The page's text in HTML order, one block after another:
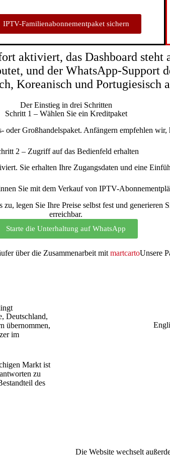
IPTV-Familienabonnementpaket sichern
aktiviert, das Dashboard
und der WhatsApp-Support
Koreanisch und Portugiesisch
Der Einstieg in drei Schritten
Schritt 1 – Wählen Sie ein Kreditpaket
oder Großhandelspaket. Anfängern empfehlen
2 – Zugriff auf das Bedienfeld erhalten
Sie erhalten Ihre Zugangsdaten und eine
Sie mit dem Verkauf von IPTV-
legen Sie Ihre Preise selbst fest und
erreichbar.
Starte die Unterhaltung auf WhatsApp
über die Zusammenarbeit mit martcartoUnsere
Deutschland,
übernommen,
im
Markt ist
zu
des
Die Website wechselt